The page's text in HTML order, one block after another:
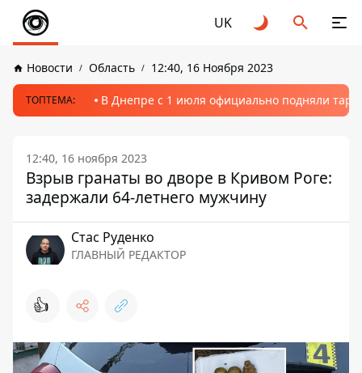
UK
Новости Область 12:40, 16 Ноября 2023
ТОПТЕМА: В Днепре с 1 июля официально подняли
12:40, 16 ноября 2023
Взрыв гранаты во дворе в Кривом Роге:
задержали 64-летнего мужчину
Стаc Руденко
ГЛАВНЫЙ РЕДАКТОР
👍